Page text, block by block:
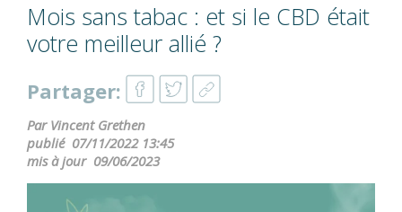
Mois sans tabac : et si le CBD était
votre meilleur allié ?
Partager:
Par Vincent Grethen
publié 07/11/2022 13:45
mis à jour 09/06/2023